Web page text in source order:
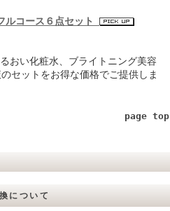
ルコース６点セット
おい化粧水、ブライトニング美容
セットをお得な価格でご提供しま
page top
について